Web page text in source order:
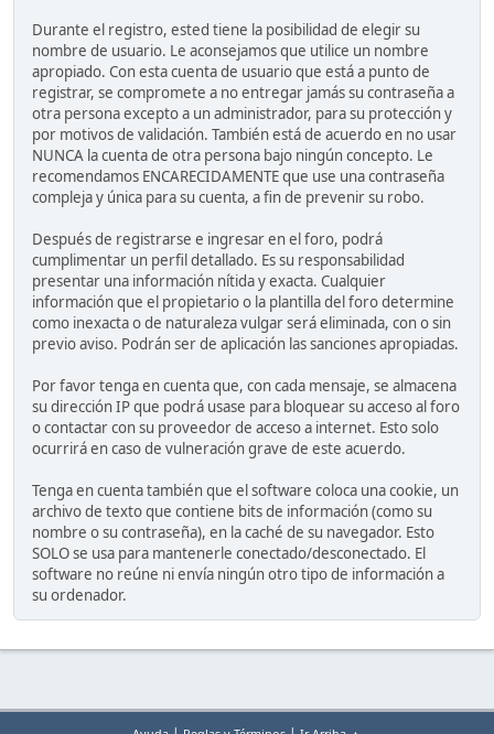
Durante el registro, ested tiene la posibilidad de elegir su
nombre de usuario. Le aconsejamos que utilice un nombre
apropiado. Con esta cuenta de usuario que está a punto de
registrar, se compromete a no entregar jamás su contraseña a
otra persona excepto a un administrador, para su protección y
por motivos de validación. También está de acuerdo en no usar
NUNCA la cuenta de otra persona bajo ningún concepto. Le
recomendamos ENCARECIDAMENTE que use una contraseña
compleja y única para su cuenta, a fin de prevenir su robo.
Después de registrarse e ingresar en el foro, podrá
cumplimentar un perfil detallado. Es su responsabilidad
presentar una información nítida y exacta. Cualquier
información que el propietario o la plantilla del foro determine
como inexacta o de naturaleza vulgar será eliminada, con o sin
previo aviso. Podrán ser de aplicación las sanciones apropiadas.
Por favor tenga en cuenta que, con cada mensaje, se almacena
su dirección IP que podrá usase para bloquear su acceso al foro
o contactar con su proveedor de acceso a internet. Esto solo
ocurrirá en caso de vulneración grave de este acuerdo.
Tenga en cuenta también que el software coloca una cookie, un
archivo de texto que contiene bits de información (como su
nombre o su contraseña), en la caché de su navegador. Esto
SOLO se usa para mantenerle conectado/desconectado. El
software no reúne ni envía ningún otro tipo de información a
su ordenador.